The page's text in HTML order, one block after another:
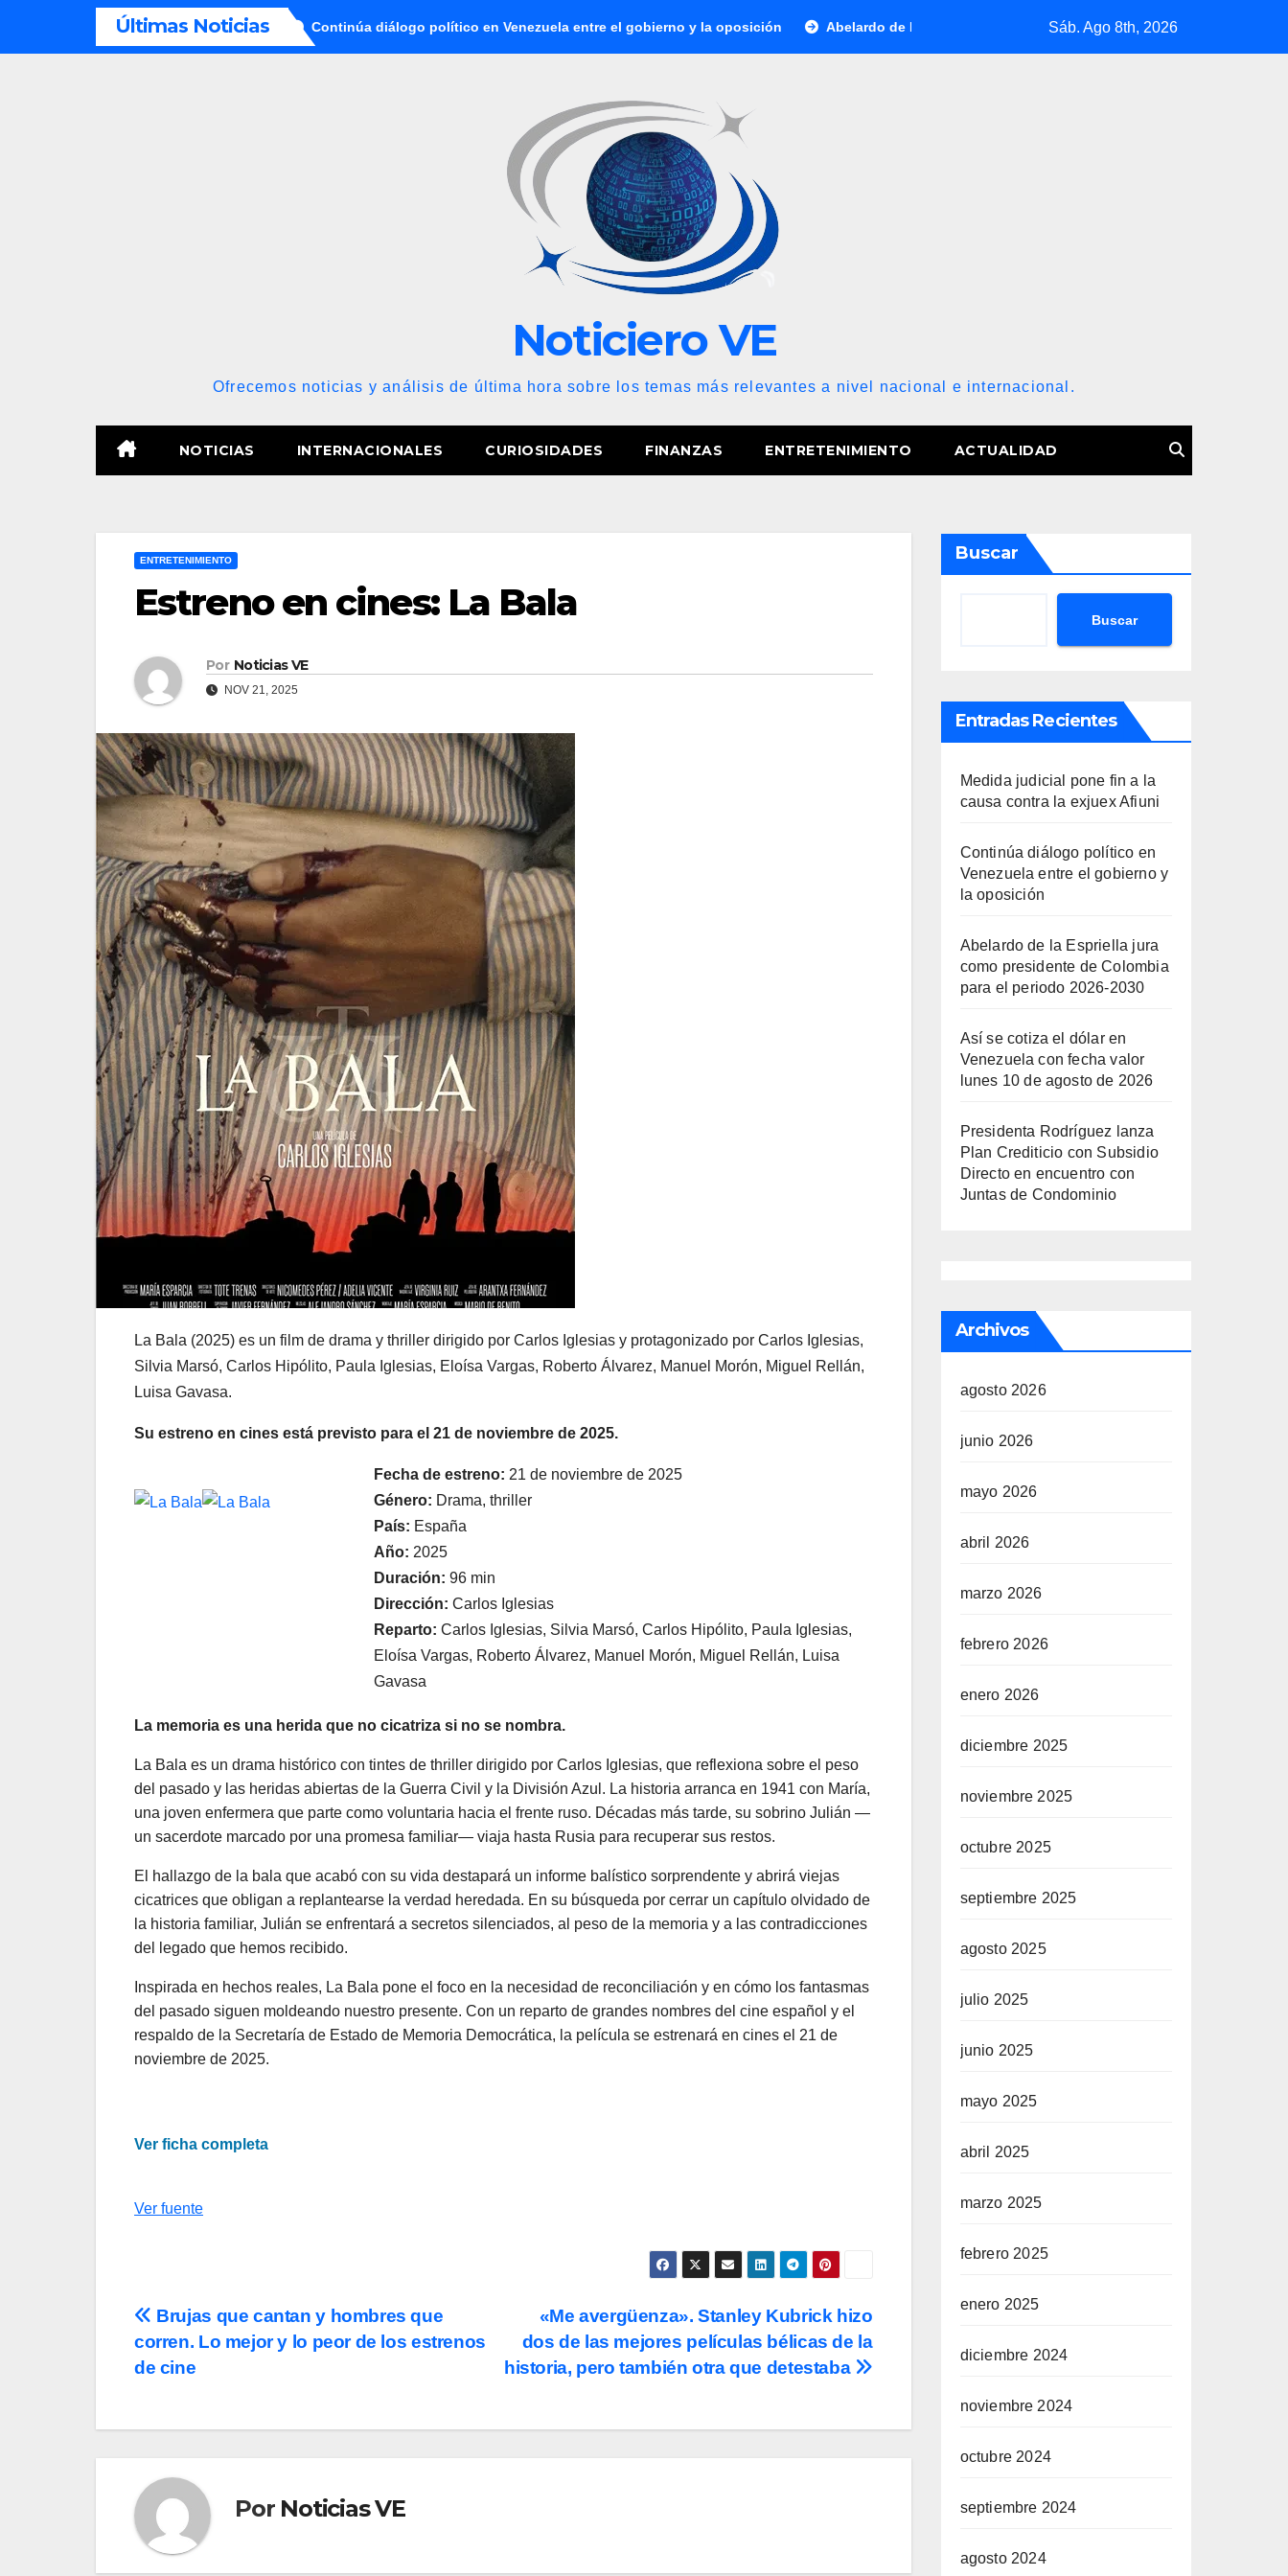
Últimas Noticias
contra la exjuex Afiuni Continúa diálogo político en Venezuela entre el gobierno y la oposición Abelardo de la Espriella jura como presidente de Colombia para el periodo 2026-
Sáb. Ago 8th, 2026
Noticiero VE
Ofrecemos noticias y análisis de última hora sobre los temas más relevantes a nivel nacional e internacional.
NOTICIAS INTERNACIONALES CURIOSIDADES FINANZAS ENTRETENIMIENTO ACTUALIDAD
ENTRETENIMIENTO
Estreno en cines: La Bala
Por Noticias VE
NOV 21, 2025
La Bala (2025) es un film de drama y thriller dirigido por Carlos Iglesias y protagonizado por Carlos Iglesias,
Silvia Marsó, Carlos Hipólito, Paula Iglesias, Eloísa Vargas, Roberto Álvarez, Manuel Morón, Miguel Rellán,
Luisa Gavasa.
Su estreno en cines está previsto para el 21 de noviembre de 2025.
Fecha de estreno: 21 de noviembre de 2025
Género: Drama, thriller
País: España
Año: 2025
Duración: 96 min
Dirección: Carlos Iglesias
Reparto: Carlos Iglesias, Silvia Marsó, Carlos Hipólito, Paula Iglesias,
Eloísa Vargas, Roberto Álvarez, Manuel Morón, Miguel Rellán, Luisa
Gavasa
La memoria es una herida que no cicatriza si no se nombra.
La Bala es un drama histórico con tintes de thriller dirigido por Carlos Iglesias, que reflexiona sobre el peso
del pasado y las heridas abiertas de la Guerra Civil y la División Azul. La historia arranca en 1941 con María,
una joven enfermera que parte como voluntaria hacia el frente ruso. Décadas más tarde, su sobrino Julián —
un sacerdote marcado por una promesa familiar— viaja hasta Rusia para recuperar sus restos.
El hallazgo de la bala que acabó con su vida destapará un informe balístico sorprendente y abrirá viejas
cicatrices que obligan a replantearse la verdad heredada. En su búsqueda por cerrar un capítulo olvidado de
la historia familiar, Julián se enfrentará a secretos silenciados, al peso de la memoria y a las contradicciones
del legado que hemos recibido.
Inspirada en hechos reales, La Bala pone el foco en la necesidad de reconciliación y en cómo los fantasmas
del pasado siguen moldeando nuestro presente. Con un reparto de grandes nombres del cine español y el
respaldo de la Secretaría de Estado de Memoria Democrática, la película se estrenará en cines el 21 de
noviembre de 2025.
Ver ficha completa
Ver fuente
Navegación
de
«Me avergüenza». Stanley Kubrick hizo
dos de las mejores películas bélicas de la
historia, pero también otra que detestaba
Brujas que cantan y hombres que
corren. Lo mejor y lo peor de los estrenos
de cine
Por Noticias VE
Buscar
Buscar
Entradas Recientes
Medida judicial pone fin a la
causa contra la exjuex Afiuni
Continúa diálogo político en
Venezuela entre el gobierno y
la oposición
Abelardo de la Espriella jura
como presidente de Colombia
para el periodo 2026-2030
Así se cotiza el dólar en
Venezuela con fecha valor
lunes 10 de agosto de 2026
Presidenta Rodríguez lanza
Plan Crediticio con Subsidio
Directo en encuentro con
Juntas de Condominio
Archivos
agosto 2026
junio 2026
mayo 2026
abril 2026
marzo 2026
febrero 2026
enero 2026
diciembre 2025
noviembre 2025
octubre 2025
septiembre 2025
agosto 2025
julio 2025
junio 2025
mayo 2025
abril 2025
marzo 2025
febrero 2025
enero 2025
diciembre 2024
noviembre 2024
octubre 2024
septiembre 2024
agosto 2024